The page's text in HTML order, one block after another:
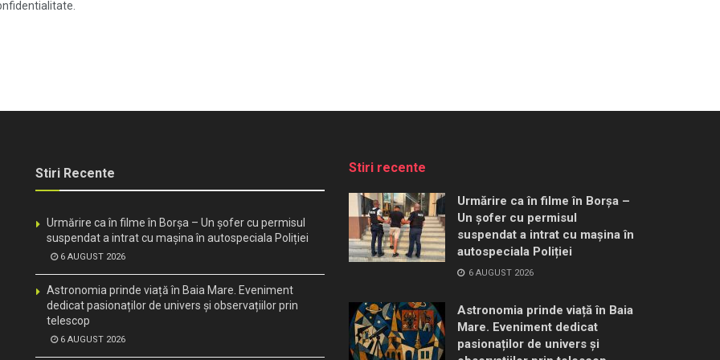
Stiri Recente
Urmărire ca în filme în Borșa – Un șofer cu permisul
suspendat a intrat cu mașina în autospeciala Poliției
6 AUGUST 2026
Astronomia prinde viață în Baia Mare. Eveniment
dedicat pasionaților de univers și observațiilor prin
telescop
6 AUGUST 2026
Stiri recente
Urmărire ca în filme în Borșa –
Un șofer cu permisul
suspendat a intrat cu mașina în
autospeciala Poliției
6 AUGUST 2026
Astronomia prinde viață în Baia
Mare. Eveniment dedicat
pasionaților de univers și